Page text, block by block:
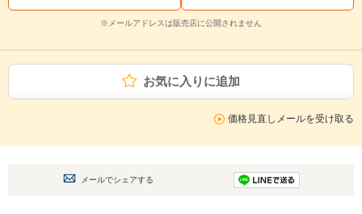
※メールアドレスは販売店に公開されません
お気に入りに追加
価格見直しメールを受け取る
メールでシェアする